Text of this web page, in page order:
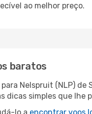
ao melhor preço.
baratos
Nelspruit (NLP)
dicas simples que